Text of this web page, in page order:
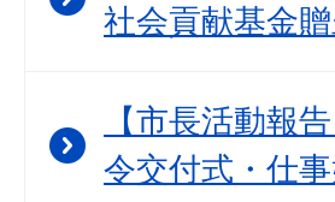
社会貢献基金
【市長活動報
令交付式・仕